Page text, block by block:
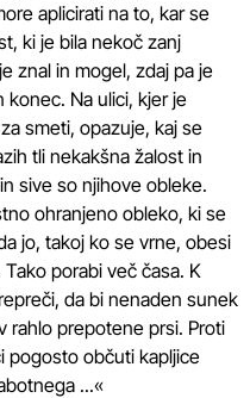
aplicirati na to, kar se
ki je bila nekoč zanj
znal in mogel, zdaj pa je
Na ulici, kjer je
smeti, opazuje, kaj se
tli nekakšna žalost in
sive so njihove obleke.
ohranjeno obleko, ki se
jo, takoj ko se vrne, obesi
porabi več časa. K
da bi nenaden sunek
rahlo prepotene prsi. Proti
pogosto občuti kapljice
...«